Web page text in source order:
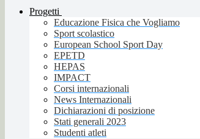
Progetti
Educazione Fisica che Vogliamo
Sport scolastico
European School Sport Day
EPETD
HEPAS
IMPACT
Corsi internazionali
News Internazionali
Dichiarazioni di posizione
Stati generali 2023
Studenti atleti